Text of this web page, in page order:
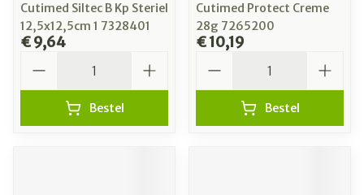
Cutimed Siltec B Kp Steriel
12,5x12,5cm 1 7328401
€ 9,64
Bestel
Cutimed Protect Creme
28g 7265200
€ 10,19
Bestel